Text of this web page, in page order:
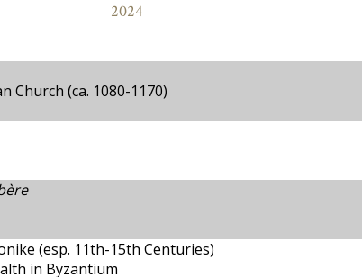
2024
Church (ca. 1080-1170)
(esp. 11th-15th Centuries)
in Byzantium